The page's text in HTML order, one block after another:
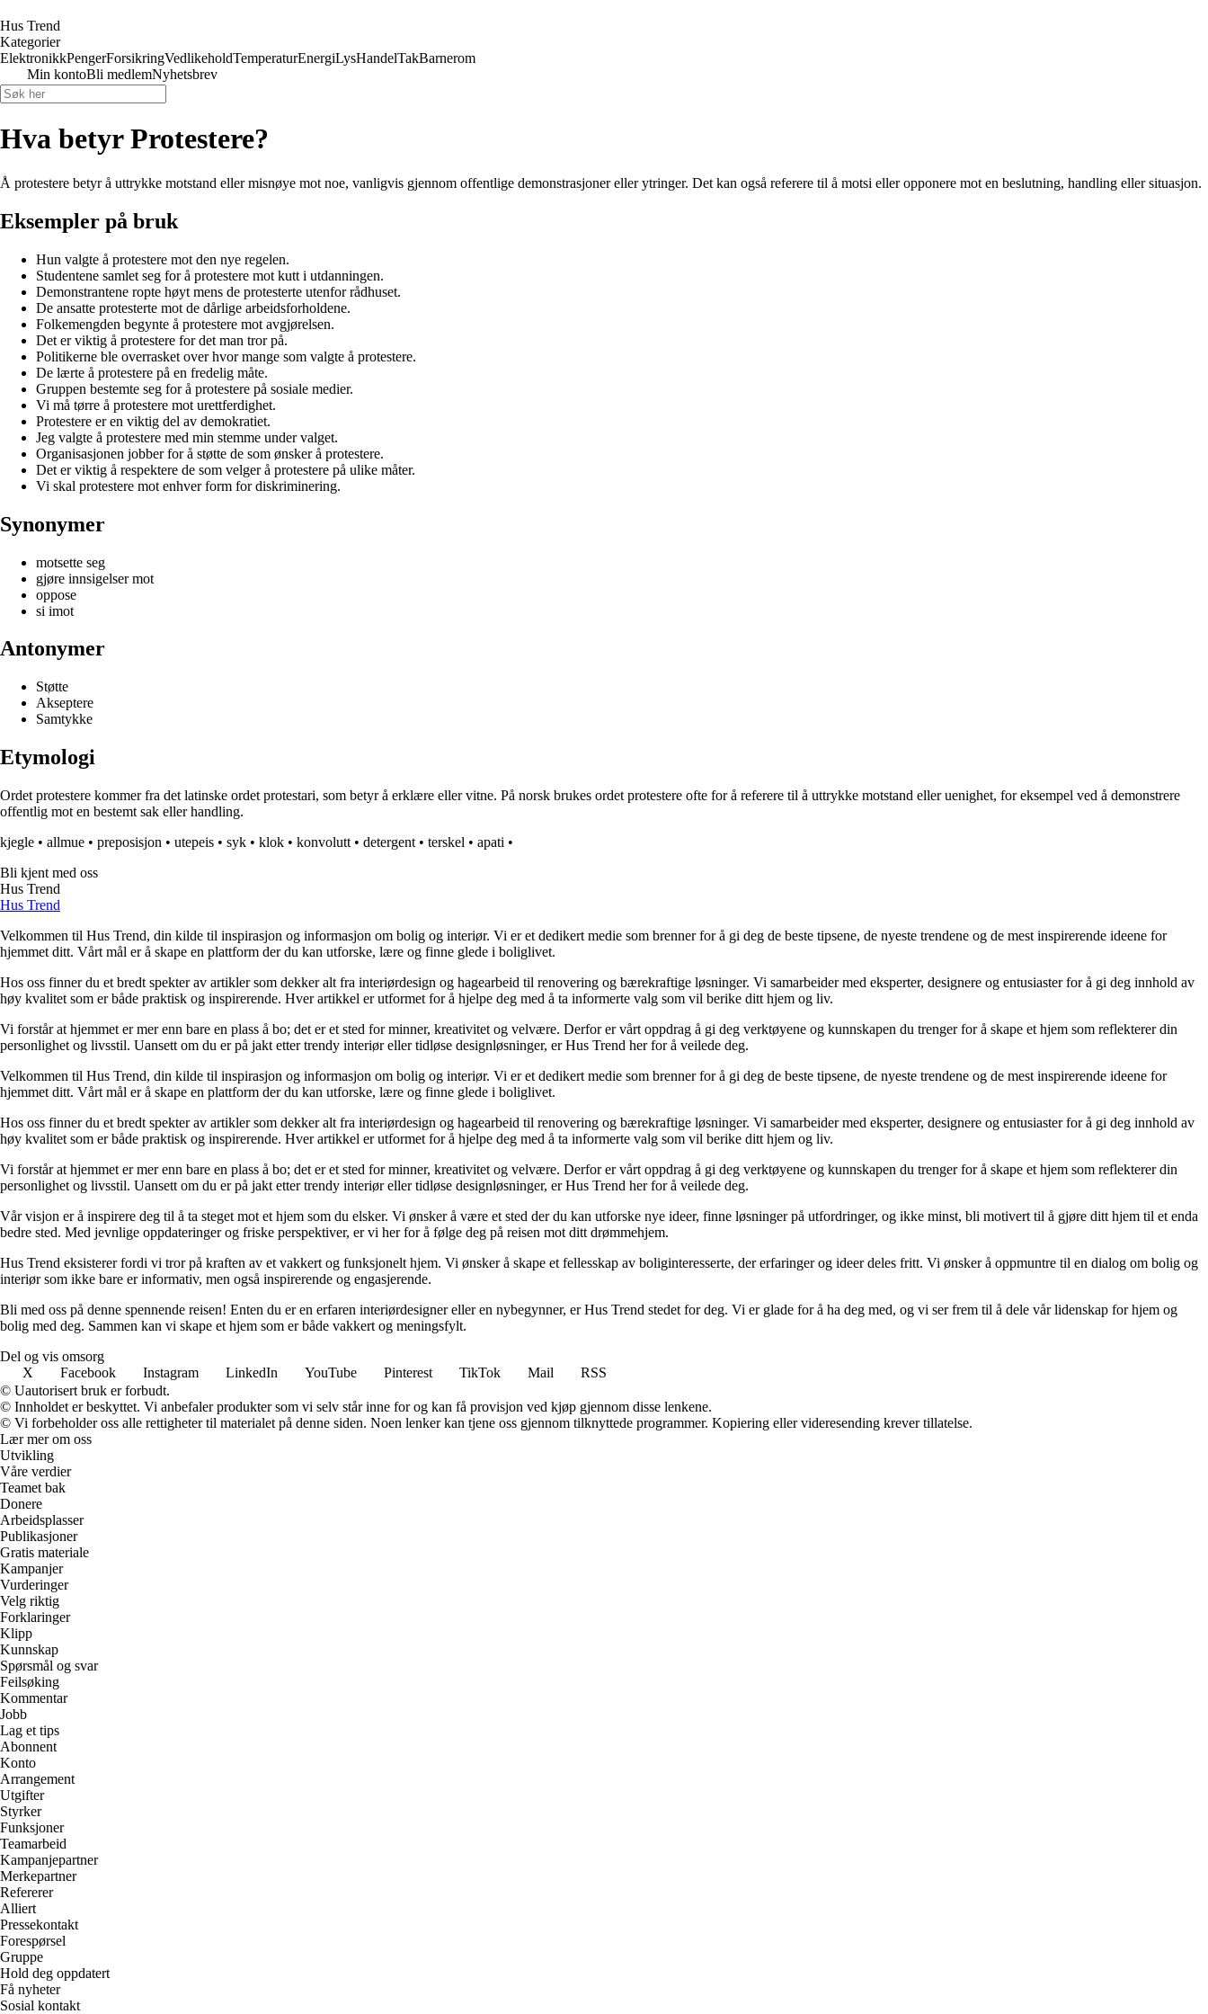
Hus Trend
Kategorier
ElektronikkPengerForsikringVedlikeholdTemperaturEnergiLysHandelTakBarnerom
Min kontoBli medlemNyhetsbrev
Hva betyr Protestere?
Å protestere betyr å uttrykke motstand eller misnøye mot noe, vanligvis gjennom offentlige demonstrasjoner eller ytringer. Det kan også referere til å motsi eller opponere mot en beslutning, handling eller situasjon.
Eksempler på bruk
Hun valgte å protestere mot den nye regelen.
Studentene samlet seg for å protestere mot kutt i utdanningen.
Demonstrantene ropte høyt mens de protesterte utenfor rådhuset.
De ansatte protesterte mot de dårlige arbeidsforholdene.
Folkemengden begynte å protestere mot avgjørelsen.
Det er viktig å protestere for det man tror på.
Politikerne ble overrasket over hvor mange som valgte å protestere.
De lærte å protestere på en fredelig måte.
Gruppen bestemte seg for å protestere på sosiale medier.
Vi må tørre å protestere mot urettferdighet.
Protestere er en viktig del av demokratiet.
Jeg valgte å protestere med min stemme under valget.
Organisasjonen jobber for å støtte de som ønsker å protestere.
Det er viktig å respektere de som velger å protestere på ulike måter.
Vi skal protestere mot enhver form for diskriminering.
Synonymer
motsette seg
gjøre innsigelser mot
oppose
si imot
Antonymer
Støtte
Akseptere
Samtykke
Etymologi
Ordet protestere kommer fra det latinske ordet protestari, som betyr å erklære eller vitne. På norsk brukes ordet protestere ofte for å referere til å uttrykke motstand eller uenighet, for eksempel ved å demonstrere
offentlig mot en bestemt sak eller handling.
kjegle • allmue • preposisjon • utepeis • syk • klok • konvolutt • detergent • terskel • apati •
Bli kjent med oss
Hus Trend
Hus Trend
Velkommen til Hus Trend, din kilde til inspirasjon og informasjon om bolig og interiør. Vi er et dedikert medie som brenner for å gi deg de beste tipsene, de nyeste trendene og de mest inspirerende ideene for
hjemmet ditt. Vårt mål er å skape en plattform der du kan utforske, lære og finne glede i boliglivet.
Hos oss finner du et bredt spekter av artikler som dekker alt fra interiørdesign og hagearbeid til renovering og bærekraftige løsninger. Vi samarbeider med eksperter, designere og entusiaster for å gi deg innhold av
høy kvalitet som er både praktisk og inspirerende. Hver artikkel er utformet for å hjelpe deg med å ta informerte valg som vil berike ditt hjem og liv.
Vi forstår at hjemmet er mer enn bare en plass å bo; det er et sted for minner, kreativitet og velvære. Derfor er vårt oppdrag å gi deg verktøyene og kunnskapen du trenger for å skape et hjem som reflekterer din
personlighet og livsstil. Uansett om du er på jakt etter trendy interiør eller tidløse designløsninger, er Hus Trend her for å veilede deg.
Velkommen til Hus Trend, din kilde til inspirasjon og informasjon om bolig og interiør. Vi er et dedikert medie som brenner for å gi deg de beste tipsene, de nyeste trendene og de mest inspirerende ideene for
hjemmet ditt. Vårt mål er å skape en plattform der du kan utforske, lære og finne glede i boliglivet.
Hos oss finner du et bredt spekter av artikler som dekker alt fra interiørdesign og hagearbeid til renovering og bærekraftige løsninger. Vi samarbeider med eksperter, designere og entusiaster for å gi deg innhold av
høy kvalitet som er både praktisk og inspirerende. Hver artikkel er utformet for å hjelpe deg med å ta informerte valg som vil berike ditt hjem og liv.
Vi forstår at hjemmet er mer enn bare en plass å bo; det er et sted for minner, kreativitet og velvære. Derfor er vårt oppdrag å gi deg verktøyene og kunnskapen du trenger for å skape et hjem som reflekterer din
personlighet og livsstil. Uansett om du er på jakt etter trendy interiør eller tidløse designløsninger, er Hus Trend her for å veilede deg.
Vår visjon er å inspirere deg til å ta steget mot et hjem som du elsker. Vi ønsker å være et sted der du kan utforske nye ideer, finne løsninger på utfordringer, og ikke minst, bli motivert til å gjøre ditt hjem til et enda
bedre sted. Med jevnlige oppdateringer og friske perspektiver, er vi her for å følge deg på reisen mot ditt drømmehjem.
Hus Trend eksisterer fordi vi tror på kraften av et vakkert og funksjonelt hjem. Vi ønsker å skape et fellesskap av boliginteresserte, der erfaringer og ideer deles fritt. Vi ønsker å oppmuntre til en dialog om bolig og
interiør som ikke bare er informativ, men også inspirerende og engasjerende.
Bli med oss på denne spennende reisen! Enten du er en erfaren interiørdesigner eller en nybegynner, er Hus Trend stedet for deg. Vi er glade for å ha deg med, og vi ser frem til å dele vår lidenskap for hjem og
bolig med deg. Sammen kan vi skape et hjem som er både vakkert og meningsfylt.
Del og vis omsorg
X
Facebook Instagram LinkedIn YouTube Pinterest TikTok Mail
RSS
© Uautorisert bruk er forbudt.
© Innholdet er beskyttet. Vi anbefaler produkter som vi selv står inne for og kan få provisjon ved kjøp gjennom disse lenkene.
© Vi forbeholder oss alle rettigheter til materialet på denne siden. Noen lenker kan tjene oss gjennom tilknyttede programmer. Kopiering eller videresending krever tillatelse.
Lær mer om oss
Utvikling
Våre verdier
Teamet bak
Donere
Arbeidsplasser
Publikasjoner
Gratis materiale
Kampanjer
Vurderinger
Velg riktig
Forklaringer
Klipp
Kunnskap
Spørsmål og svar
Feilsøking
Kommentar
Jobb
Lag et tips
Abonnent
Konto
Arrangement
Utgifter
Styrker
Funksjoner
Teamarbeid
Kampanjepartner
Merkepartner
Refererer
Alliert
Pressekontakt
Forespørsel
Gruppe
Hold deg oppdatert
Få nyheter
Sosial kontakt